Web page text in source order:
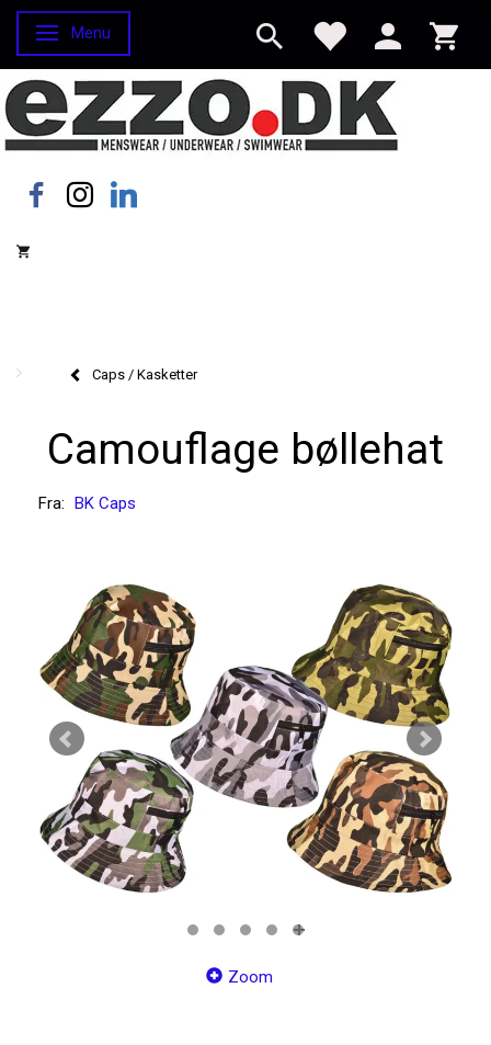
Skifte navigation
Menu
Caps / Kasketter
Camouflage bøllehat
Fra: BK Caps
Zoom